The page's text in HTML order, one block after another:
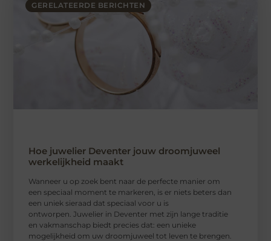
GERELATEERDE BERICHTEN
Hoe juwelier Deventer jouw droomjuweel
werkelijkheid maakt
Wanneer u op zoek bent naar de perfecte manier om
een speciaal moment te markeren, is er niets beters dan
een uniek sieraad dat speciaal voor u is
ontworpen. Juwelier in Deventer met zijn lange traditie
en vakmanschap biedt precies dat: een unieke
mogelijkheid om uw droomjuweel tot leven te brengen.